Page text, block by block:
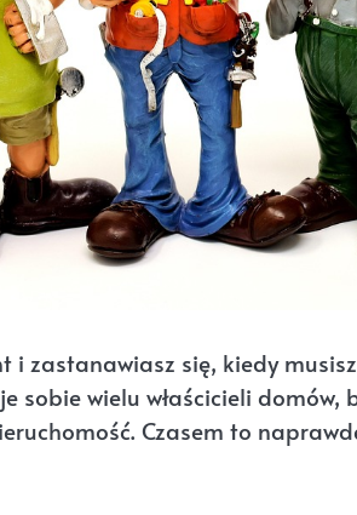
i zastanawiasz się, kiedy
sobie wielu właścicieli
Czasem to